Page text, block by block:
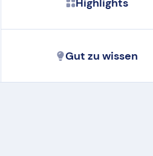
Highlights
Gut zu wissen